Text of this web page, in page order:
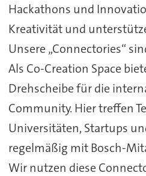
Hackathons und
Kreativität und
Unsere „Connectories“
Als Co-Creation Space
Drehscheibe für die
Community. Hier treffen
Universitäten, Startups
regelmäßig mit Bosch-
Wir nutzen diese